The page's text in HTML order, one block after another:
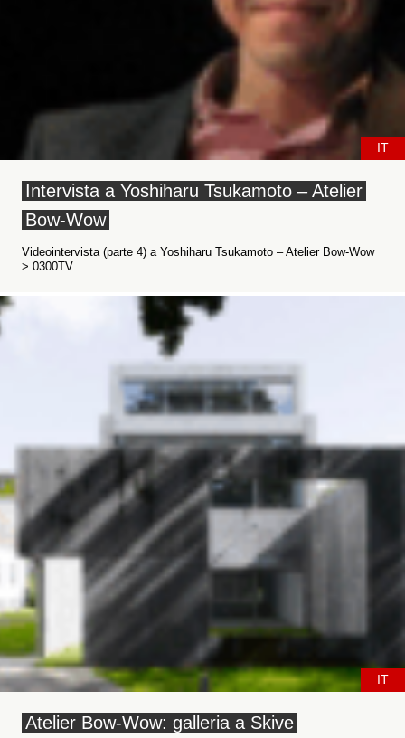
IT
Intervista a Yoshiharu Tsukamoto – Atelier
Bow-Wow
Videointervista (parte 4) a Yoshiharu Tsukamoto – Atelier Bow-Wow
> 0300TV...
IT
Atelier Bow-Wow: galleria a Skive